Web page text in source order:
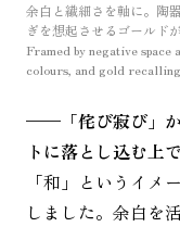
余白と繊細さを軸に。陶
ぎを想起させるゴールド
Framed by negative
colours, and gold
—— 「侘び寂び」
トに落とし込む上
「和」というイメ
しました。余白を